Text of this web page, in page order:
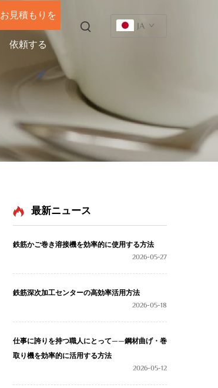
お見積もりを
依頼する
JA
最新ニュース
鉄筋かご巻き溶接機を効率的に使用する方法
2026-05-27
鉄筋深次加工センターの高効率活用方法
2026-05-18
仕事に誇りを持つ職人にとって——鋼材曲げ・巻
取り機を効率的に活用する方法
2026-05-12